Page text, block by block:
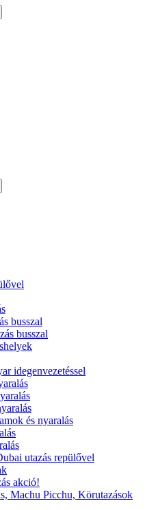
busszal
busszal
idegenvezetéssel
és nyaralás
utazás repülővel
akció!
Machu Picchu, Körutazások